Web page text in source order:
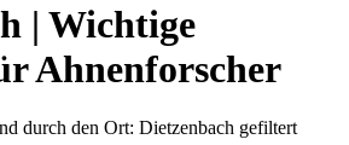
| Wichtige
Ahnenforscher
durch den Ort: Dietzenbach gefiltert